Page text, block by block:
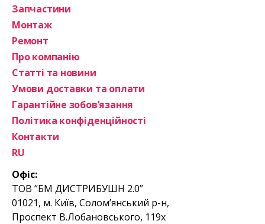
Офіс:
ТОВ “БМ ДИСТРИБУШН 2.0”
01021, м. Київ, Солом’янський р-н,
Проспект В.Лобановського, 119х
Запчастини
Монтаж
Ремонт
Про компанію
Статті та новини
Умови доставки та оплати
Гарантійне зобов’язання
Політика конфіденційності
Контакти
RU